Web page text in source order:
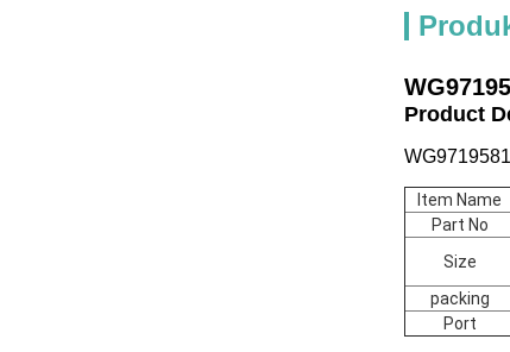
Product
Item Name
Part No
Size
packing
Port